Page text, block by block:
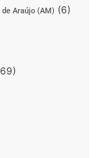
Araújo (AM) (6)